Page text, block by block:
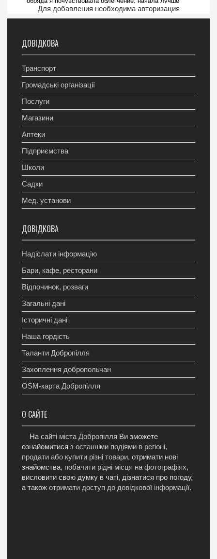
Для добавления необходима авторизация
ДОВІДКОВА
Транспорт
Громадські організації
Послуги
Магазини
Аптеки
Підприємства
Школи
Садки
Мед. установи
ДОВІДКОВА
Надіслати інформацію
Бари, кафе, ресторани
Відпочинок, розваги
Загальні дані
Історичні дані
Наша гордість
Таланти Добропілля
Захоплення добропольчан
OSM-карта Добропілля
О САЙТЕ
На сайті міста Добропілля Ви зможете
ознайомитися з останніми подіями в регіоні,
продати або купити різні товари, отримати нові
знайомства, побачити рідні місця на фотографіях,
висловити свою думку в чаті, дізнатися про погоду,
а також отримати доступ до довідкової інформації.